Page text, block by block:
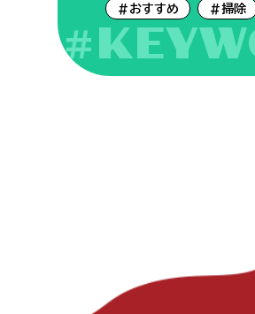
#おすすめ #掃除